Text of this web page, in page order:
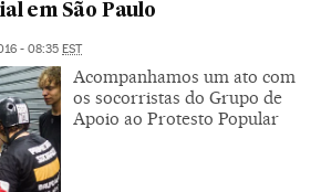
em São Paulo
- 08:35 EST
Acompanhamos um ato com
os socorristas do Grupo de
Apoio ao Protesto Popular